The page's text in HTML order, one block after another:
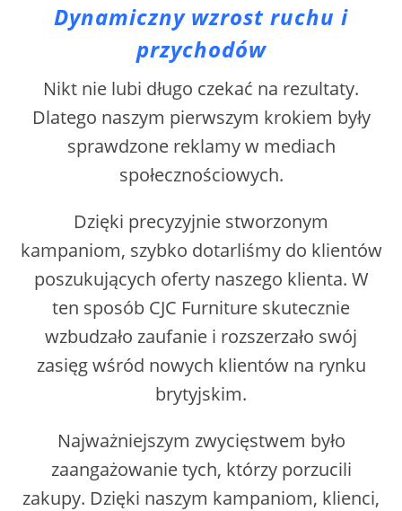
Dynamiczny wzrost ruchu i
przychodów
Nikt nie lubi długo czekać na rezultaty.
Dlatego naszym pierwszym krokiem były
sprawdzone reklamy w mediach
społecznościowych.
Dzięki precyzyjnie stworzonym
kampaniom, szybko dotarliśmy do klientów
poszukujących oferty naszego klienta. W
ten sposób CJC Furniture skutecznie
wzbudzało zaufanie i rozszerzało swój
zasięg wśród nowych klientów na rynku
brytyjskim.
Najważniejszym zwycięstwem było
zaangażowanie tych, którzy porzucili
zakupy. Dzięki naszym kampaniom, klienci,